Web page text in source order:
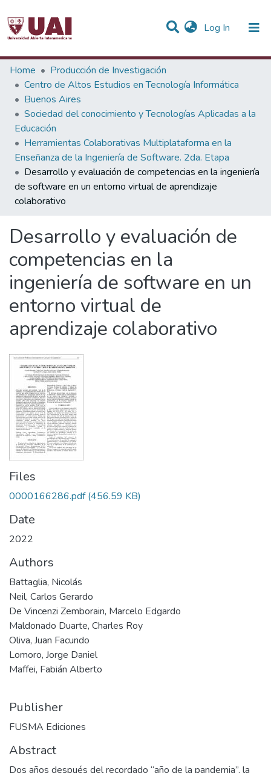
Log In (current)
Statistics
Communities & Collections
All of DSpace
Home
Producción de Investigación
Centro de Altos Estudios en Tecnología Informática
Buenos Aires
Sociedad del conocimiento y Tecnologías Aplicadas a la
Educación
Herramientas Colaborativas Multiplataforma en la
Enseñanza de la Ingeniería de Software. 2da. Etapa
Desarrollo y evaluación de competencias en la ingeniería
de software en un entorno virtual de aprendizaje
colaborativo
Desarrollo y evaluación de
competencias en la
ingeniería de software en un
entorno virtual de
aprendizaje colaborativo
Files
0000166286.pdf (456.59 KB)
Date
2022
Authors
Battaglia, Nicolás
Neil, Carlos Gerardo
De Vincenzi Zemborain, Marcelo Edgardo
Maldonado Duarte, Charles Roy
Oliva, Juan Facundo
Lomoro, Jorge Daniel
Maffei, Fabián Alberto
Publisher
FUSMA Ediciones
Abstract
Dos años después del recordado “año de la pandemia”, la